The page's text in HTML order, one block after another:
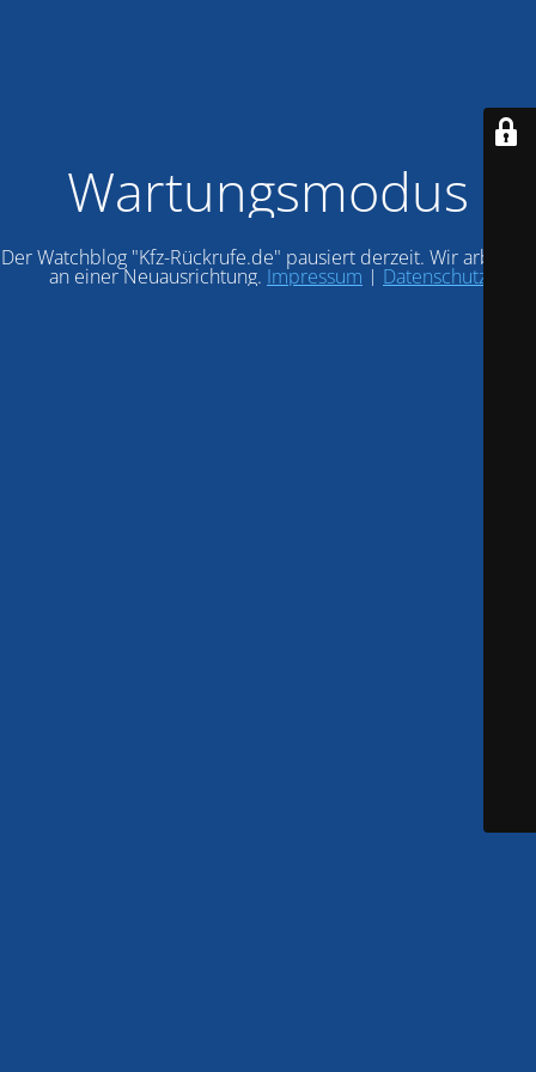
Wartungsmodus
Der Watchblog "Kfz-Rückrufe.de" pausiert derzeit. Wir arbeiten
an einer Neuausrichtung. Impressum | Datenschutz